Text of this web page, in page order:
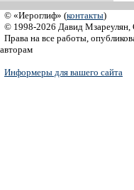
© «Иероглиф» (контакты)
© 1998-2026 Давид Мзареулян,
Права на все работы,
авторам
Информеры для вашего сайта